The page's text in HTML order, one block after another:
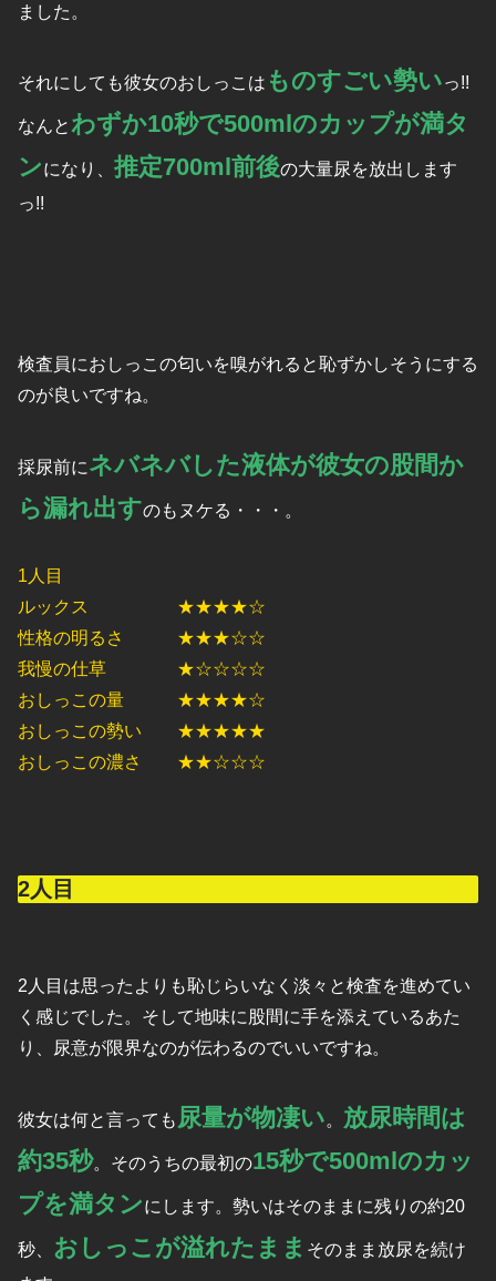
ました。
それにしても彼女のおしっこは ものすごい勢いっ!!
なんとわずか10秒で500mlのカップが満タ
ンになり、 推定700ml前後の大量尿を放出します
っ!!
検査員におしっこの匂いを嗅がれると恥ずかしそうにする
のが良いですね。
採尿前にネバネバした液体が彼女の股間か
ら漏れ出すのもヌケる・・・。
1人目
ルックス ★★★★☆
性格の明るさ ★★★☆☆
我慢の仕草 ★☆☆☆☆
おしっこの量 ★★★★☆
おしっこの勢い ★★★★★
おしっこの濃さ ★★☆☆☆
2人目
2人目は思ったよりも恥じらいなく淡々と検査を進めてい
く感じでした。そして地味に股間に手を添えているあた
り、尿意が限界なのが伝わるのでいいですね。
彼女は何と言っても尿量が物凄い。 放尿時間は
約35秒。そのうちの最初の15秒で500mlのカッ
プを満タンにします。勢いはそのままに残りの約20
秒、 おしっこが溢れたまま そのまま放尿を続け